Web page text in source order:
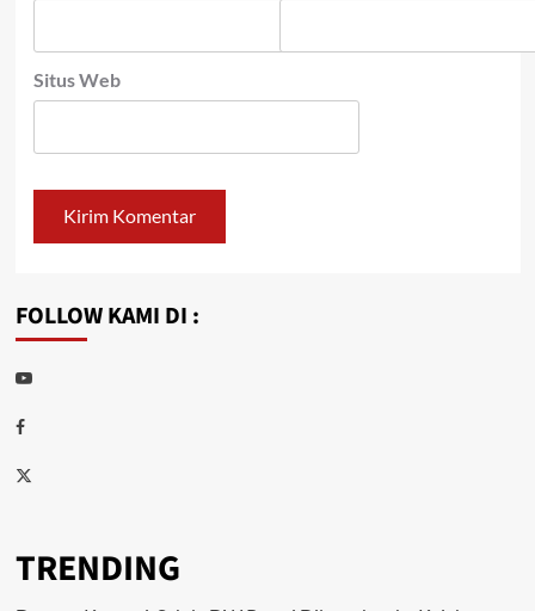
Situs Web
FOLLOW KAMI DI :
Youtube
Facebook
Twitter
TRENDING